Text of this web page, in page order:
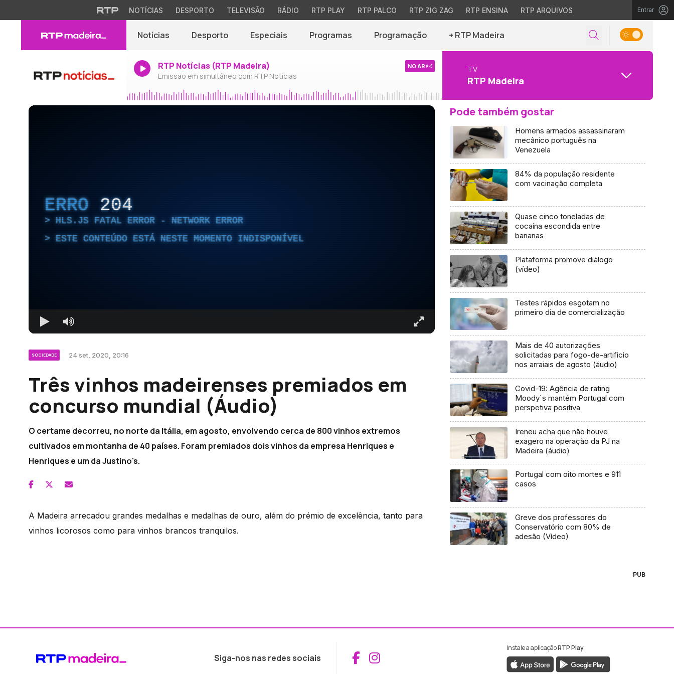
NOTÍCIAS DESPORTO TELEVISÃO RÁDIO RTP PLAY RTP PALCO RTP ZIG ZAG RTP ENSINA RTP ARQUIVOS Entrar
Notícias Desporto Especiais Programas Programação + RTP Madeira
RTP Notícias (RTP Madeira)
Emissão em simultâneo com RTP Notícias
NO AR TV
RTP Madeira
ERRO 204
HLS.JS FATAL ERROR - NETWORK ERROR
ESTE CONTEÚDO ESTÁ NESTE MOMENTO INDISPONÍVEL
SOCIEDADE 24 set, 2020, 20:16
Três vinhos madeirenses premiados em
concurso mundial (Áudio)
O certame decorreu, no norte da Itália, em agosto, envolvendo cerca de 800 vinhos extremos
cultivados em montanha de 40 países. Foram premiados dois vinhos da empresa Henriques e
Henriques e um da Justino's.
A Madeira arrecadou grandes medalhas e medalhas de ouro, além do prémio de excelência, tanto para
vinhos licorosos como para vinhos brancos tranquilos.
Pode também gostar
Homens armados assassinaram
mecânico português na
Venezuela
84% da população residente
com vacinação completa
Quase cinco toneladas de
cocaína escondida entre
bananas
Plataforma promove diálogo
(vídeo)
Testes rápidos esgotam no
primeiro dia de comercialização
Mais de 40 autorizações
solicitadas para fogo-de-artificio
nos arraiais de agosto (áudio)
Covid-19: Agência de rating
Moody`s mantém Portugal com
perspetiva positiva
Ireneu acha que não houve
exagero na operação da PJ na
Madeira (áudio)
Portugal com oito mortes e 911
casos
Greve dos professores do
Conservatório com 80% de
adesão (Vídeo)
PUB
Siga-nos nas redes sociais Aceder ao Facebook da RTP Madeira
Aceder ao Instagram da RTP Madeira
Instale a aplicaçãoRTP Play